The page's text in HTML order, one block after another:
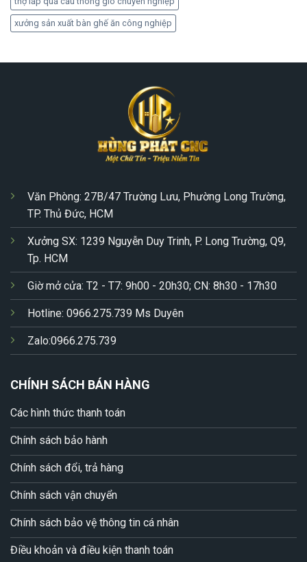
xưởng sản xuất bàn ghế ăn công nghiệp
Văn Phòng: 27B/47 Trường Lưu, Phường Long Trường,
TP. Thủ Đức, HCM
Xưởng SX: 1239 Nguyễn Duy Trinh, P. Long Trường, Q9,
Tp. HCM
Giờ mở cửa: T2 - T7: 9h00 - 20h30; CN: 8h30 - 17h30
Hotline: 0966.275.739 Ms Duyên
Zalo:0966.275.739
CHÍNH SÁCH BÁN HÀNG
Các hình thức thanh toán
Chính sách bảo hành
Chính sách đổi, trả hàng
Chính sách vận chuyển
Chính sách bảo vệ thông tin cá nhân
Điều khoản và điều kiện thanh toán